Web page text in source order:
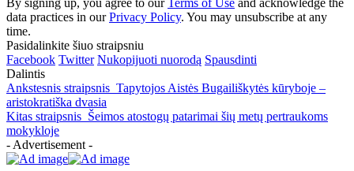
data practices in ourPrivacy Policy. You may unsubscribe at any
time.
Pasidalinkite šiuo straipsniu
Facebook Twitter Nukopijuoti nuorodą Spausdinti
Dalintis
Ankstesnis straipsnis Tapytojos Aistės Bugailiškytės kūryboje –
aristokratiška dvasia
Kitas straipsnis Šeimos atostogų patarimai šių metų pertraukoms
mokykloje
- Advertisement -